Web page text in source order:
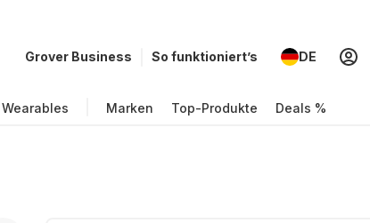
Grover Business So funktioniert’s DE
Wearables Marken Top-Produkte Deals %